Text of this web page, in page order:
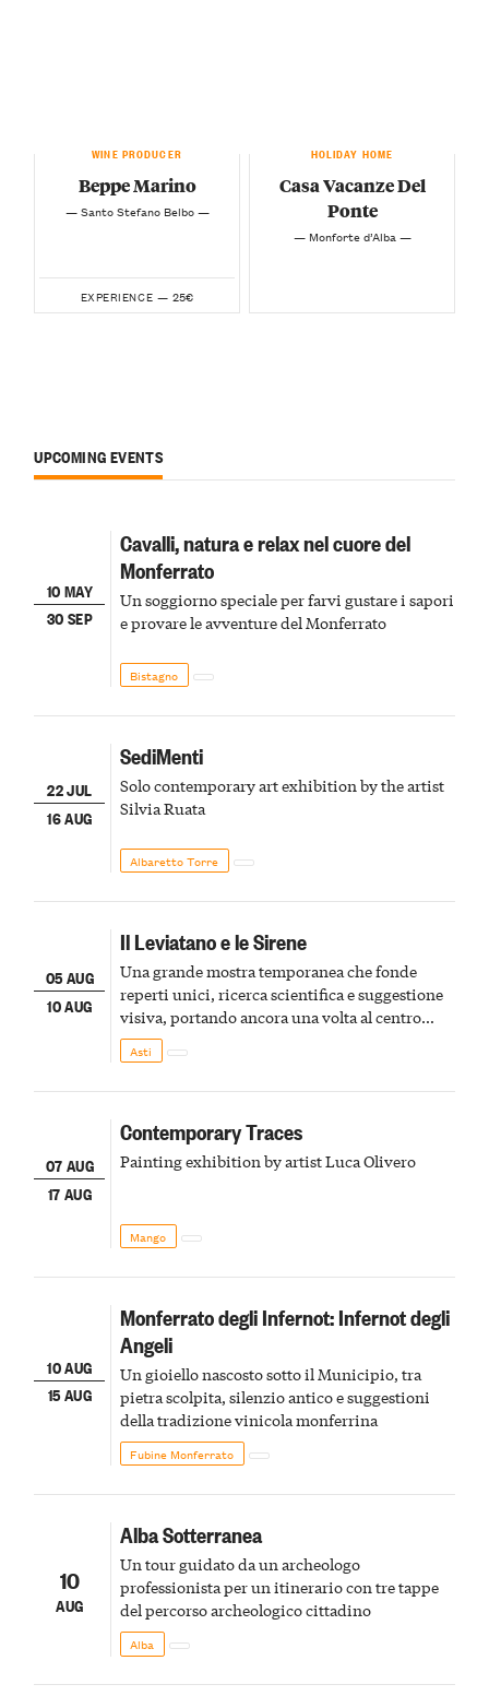
WINE PRODUCER
Beppe Marino
— Santo Stefano Belbo —
EXPERIENCE — 25€
HOLIDAY HOME
Casa Vacanze Del
Ponte
— Monforte d’Alba —
UPCOMING EVENTS
10 MAY
30 SEP
Cavalli, natura e relax nel cuore del
Monferrato
Un soggiorno speciale per farvi gustare i sapori
e provare le avventure del Monferrato
Bistagno
22 JUL
16 AUG
SediMenti
Solo contemporary art exhibition by the artist
Silvia Ruata
Albaretto Torre
05 AUG
10 AUG
Il Leviatano e le Sirene
Una grande mostra temporanea che fonde
reperti unici, ricerca scientifica e suggestione
visiva, portando ancora una volta al centro
della scena le meraviglie del passato astigiano
Asti
07 AUG
17 AUG
Contemporary Traces
Painting exhibition by artist Luca Olivero
Mango
10 AUG
15 AUG
Monferrato degli Infernot: Infernot degli
Angeli
Un gioiello nascosto sotto il Municipio, tra
pietra scolpita, silenzio antico e suggestioni
della tradizione vinicola monferrina
Fubine Monferrato
10
AUG
Alba Sotterranea
Un tour guidato da un archeologo
professionista per un itinerario con tre tappe
del percorso archeologico cittadino
Alba